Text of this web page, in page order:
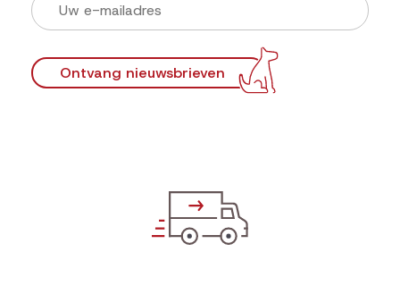
Ontvang nieuwsbrieven